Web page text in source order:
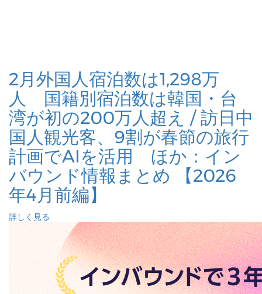
2月外国人宿泊数は1,298万
人 国籍別宿泊数は韓国・台
湾が初の200万人超え / 訪日中
国人観光客、9割が春節の旅行
計画でAIを活用 ほか：イン
バウンド情報まとめ 【2026
年4月前編】
詳しく見る